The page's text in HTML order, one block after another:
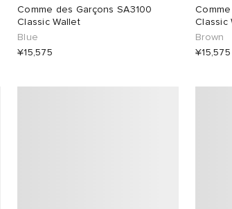
Comme des Garçons SA3100
Classic Wallet
Blue
¥15,575
Classic
Brown
¥15,575